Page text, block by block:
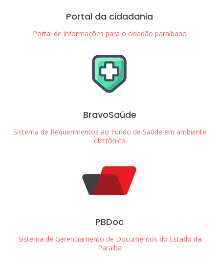
Portal da cidadania
Portal de informações para o cidadão paraibano
BravoSaúde
Sistema de Requerimentos ao Fundo de Saúde em ambiente
eletrônico
PBDoc
Sistema de Gerenciamento de Documentos do Estado da
Paraíba